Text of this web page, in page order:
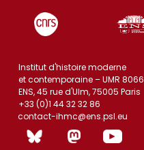
Institut d'histoire moderne
et contemporaine – UMR 8066
ENS, 45 rue d'Ulm, 75005 Paris
+33 (0)1 44 32 32 86
contact-ihmc@ens.psl.eu